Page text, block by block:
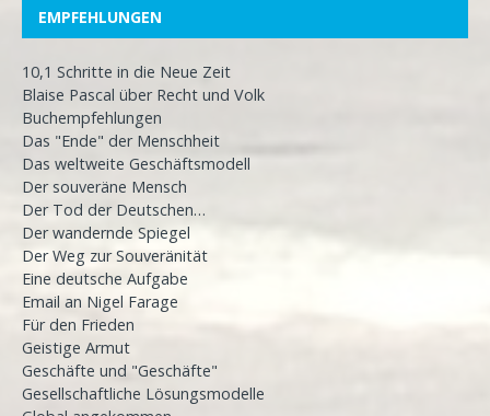
EMPFEHLUNGEN
10,1 Schritte in die Neue Zeit
Blaise Pascal über Recht und Volk
Buchempfehlungen
Das "Ende" der Menschheit
Das weltweite Geschäftsmodell
Der souveräne Mensch
Der Tod der Deutschen…
Der wandernde Spiegel
Der Weg zur Souveränität
Eine deutsche Aufgabe
Email an Nigel Farage
Für den Frieden
Geistige Armut
Geschäfte und "Geschäfte"
Gesellschaftliche Lösungsmodelle